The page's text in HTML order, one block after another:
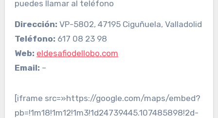
puedes llamar al teléfono
Dirección: VP-5802, 47195 Ciguñuela, Valladolid
Teléfono: 617 08 23 98
Web: eldesafiodellobo.com
Email: –
[iframe src=»https://google.com/maps/embed?
pb=!1m18!1m12!1m3!1d24739445.107485898!2d-